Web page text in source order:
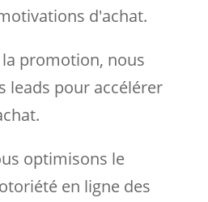
d'achat.
promotion, nous
leads pour accélérer
optimisons le
en ligne des